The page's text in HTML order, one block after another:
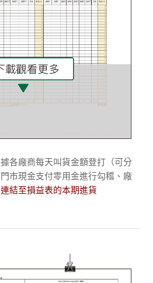
據各廠商每天叫貨金額登打（可分
市現金支付零用金進行勾稽、廠
連結至損益表的本期進貨